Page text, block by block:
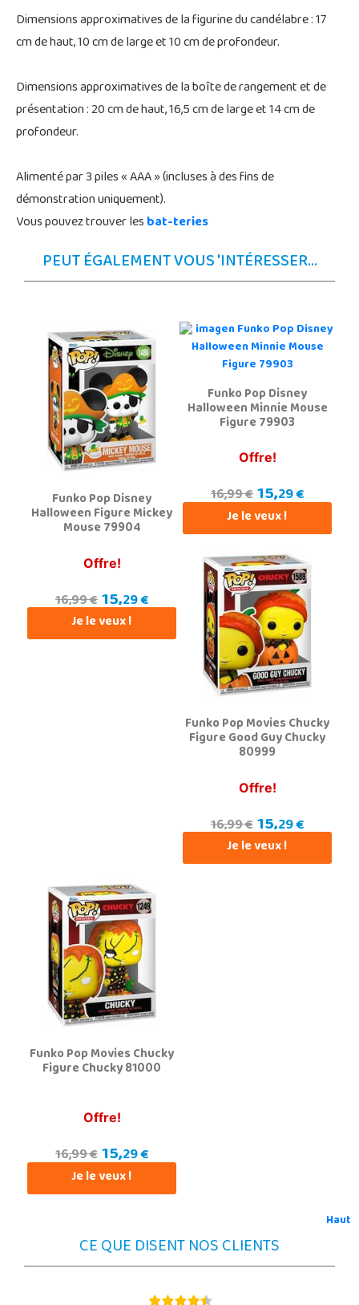
Dimensions approximatives de la figurine du candélabre : 17
cm de haut, 10 cm de large et 10 cm de profondeur.
Dimensions approximatives de la boîte de rangement et de
présentation : 20 cm de haut, 16,5 cm de large et 14 cm de
profondeur.
Alimenté par 3 piles « AAA » (incluses à des fins de
démonstration uniquement).
Vous pouvez trouver lesbat-teries
PEUT ÉGALEMENT VOUS 'INTÉRESSER...
Funko Pop Disney
Halloween Figure Mickey
Mouse 79904
Offre!
16,99 €15,29 €
Je le veux !
Funko Pop Disney
Halloween Minnie Mouse
Figure 79903
Offre!
16,99 €15,29 €
Je le veux !
Funko Pop Movies Chucky
Figure Good Guy Chucky
80999
Offre!
16,99 €15,29 €
Je le veux !
Funko Pop Movies Chucky
Figure Chucky 81000
Offre!
16,99 €15,29 €
Je le veux !
Haut
CE QUE DISENT NOS CLIENTS